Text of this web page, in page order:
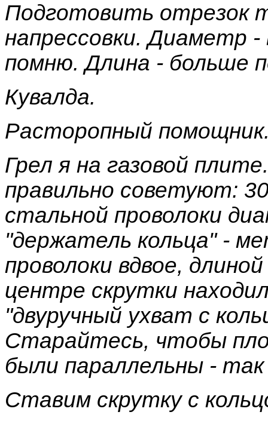
Подготовить отрезок
напрессовки. Диаметр
помню. Длина - больше
Кувалда.
Расторопный
Грел я на газовой
правильно советуют:
стальной проволоки
"держатель кольца" -
проволоки вдвое,
центре скрутки
"двуручный ухват с
Старайтесь, чтобы
были параллельны -
Ставим скрутку с